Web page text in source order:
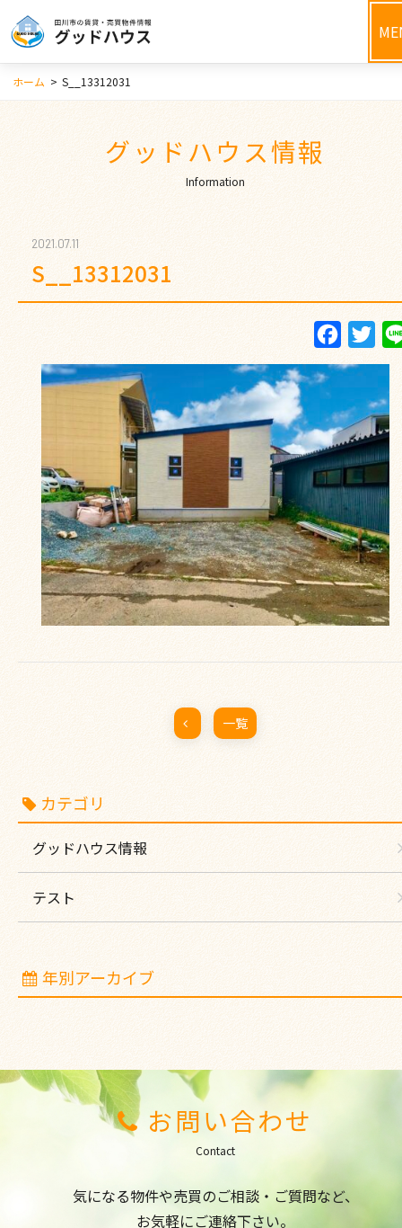
ホーム > S__13312031
カテゴリ
グッドハウス情報
テスト
年別アーカイブ
グッドハウス情報
Information
2021.07.11
S__13312031
一覧
お問い合わせ
Contact
気になる物件や売買のご相談・ご質問など、
お気軽にご連絡下さい。